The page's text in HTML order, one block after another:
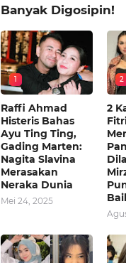
Banyak Digosipin!
1
Raffi Ahmad
Histeris Bahas
Ayu Ting Ting,
Gading Marten:
Nagita Slavina
Merasakan
Neraka Dunia
Mei 24, 2025
2
2